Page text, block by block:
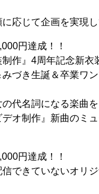
応じて企画を実現し
円達成！！
制作』4周年記念新衣
づき生誕＆卒業ワ
の代名詞になる楽曲
デオ制作』新曲のミ
円達成！！
できていないオリ